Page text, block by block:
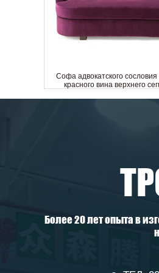
Софа адвокатского сословия
красного вина верхнего
рестораном задняя
Более 20 лет опыта в